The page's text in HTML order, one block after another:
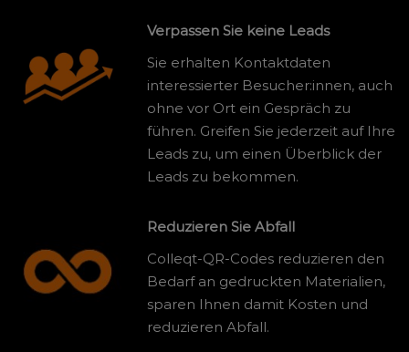
Verpassen Sie keine Leads
Sie erhalten Kontaktdaten
interessierter Besucher:innen, auch
ohne vor Ort ein Gespräch zu
führen. Greifen Sie jederzeit auf Ihre
Leads zu, um einen Überblick der
Leads zu bekommen.
Reduzieren Sie Abfall
Colleqt-QR-Codes reduzieren den
Bedarf an gedruckten Materialien,
sparen Ihnen damit Kosten und
reduzieren Abfall.